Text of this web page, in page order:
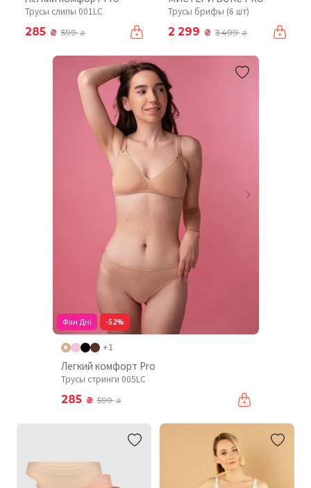
Трусы слипы 001LC
285 ₴ 599₴
Трусы брифы (6 шт)
2 299 ₴ 3 499₴
Фан Дні -52%
+1
Легкий комфорт Pro
Трусы стринги 005LC
285 ₴ 599₴